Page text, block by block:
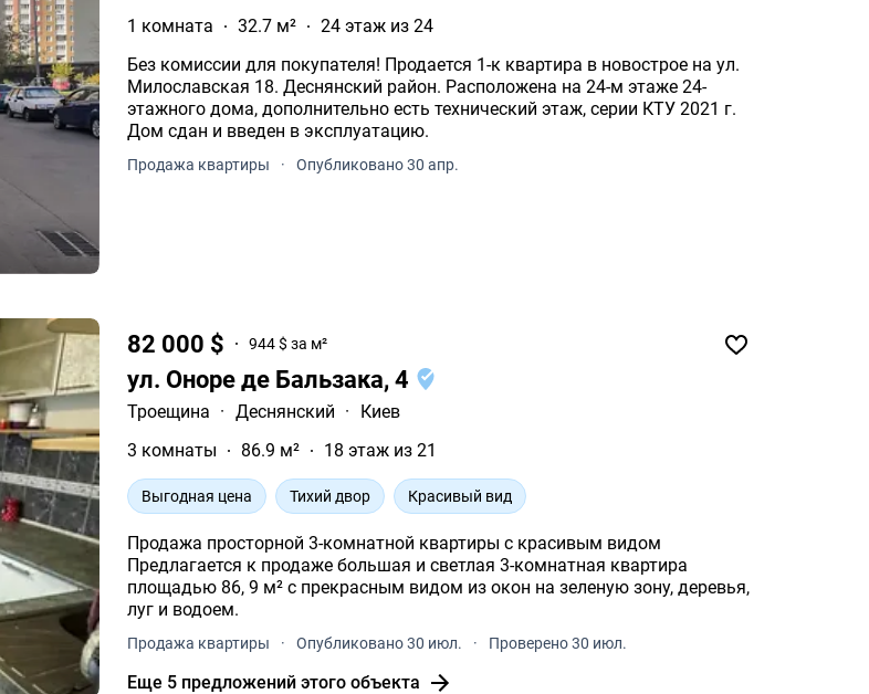
1 комната
32.7 м²
24 этаж из 24
Без комиссии для покупателя! Продается 1-к квартира в новострое на ул.
Милославская 18. Деснянский район. Расположена на 24-м этаже 24-
этажного дома, дополнительно есть технический этаж, серии КТУ 2021 г.
Дом сдан и введен в эксплуатацию.
Продажа квартиры · Опубликовано 30 апр.
82 000 $ 944 $ за м²
ул. Оноре де Бальзака, 4
Троещина · Деснянский ·
Киев
3 комнаты
86.9 м² 18 этаж из 21
Выгодная цена Тихий двор Красивый вид
Продажа просторной 3-комнатной квартиры с красивым видом
Предлагается к продаже большая и светлая 3-комнатная квартира
площадью 86, 9 м² с прекрасным видом из окон на зеленую зону, деревья,
луг и водоем.
Продажа квартиры · Опубликовано 30 июл. · Проверено 30 июл.
Еще 5 предложений этого объекта